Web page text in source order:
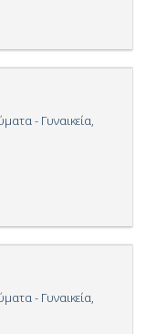
- Γυναικεία,
- Γυναικεία,